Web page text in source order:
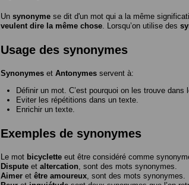
Un synonyme se dit d'un mot qui a la même
veulent dire la même chose . Lorsqu’on utilise des
Usage des synonymes
Synonymes et Antonymes servent à:
Définir un mot. C’est pourquoi on les trouve dans
Eviter les répétitions dans un texte.
Enrichir un texte.
Exemples de synonymes
Le mot bicyclette eut être considéré comme
Dispute et altercation , sont des mots synonymes.
Aimer et être amoureux , sont des mots synonymes.